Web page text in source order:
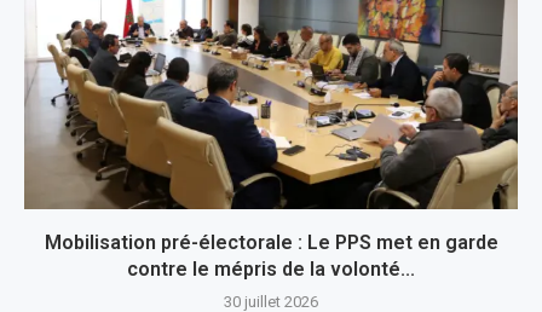
Mobilisation pré-électorale : Le PPS met en garde
contre le mépris de la volonté...
30 juillet 2026